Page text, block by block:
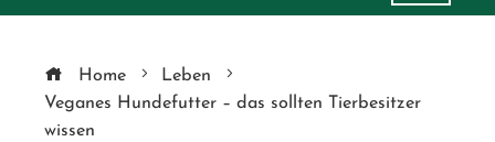
Home
Leben
Veganes Hundefutter – das sollten Tierbesitzer
wissen